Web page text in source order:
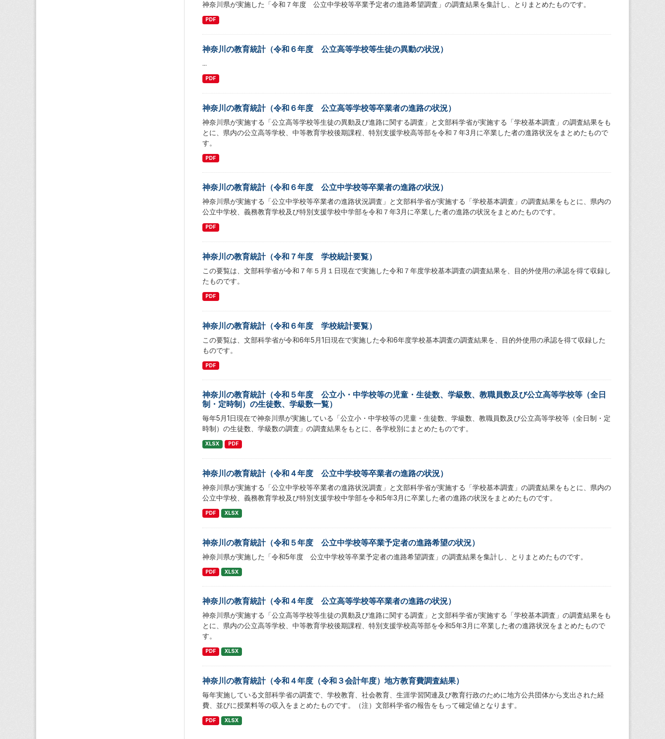
神奈川県が実施した「令和７年度 公立中学校等卒業予定者の進路希望調査」の調査結果を集計し、とりまとめたものです。
PDF
神奈川の教育統計（令和６年度 公立高等学校等生徒の異動の状況）
...
PDF
神奈川の教育統計（令和６年度 公立高等学校等卒業者の進路の状況）
神奈川県が実施する「公立高等学校等生徒の異動及び進路に関する調査」と文部科学省が実施する「学校基本調査」の調査結果をも
とに、県内の公立高等学校、中等教育学校後期課程、特別支援学校高等部を令和７年3月に卒業した者の進路状況をまとめたもので
す。
PDF
神奈川の教育統計（令和６年度 公立中学校等卒業者の進路の状況）
神奈川県が実施する「公立中学校等卒業者の進路状況調査」と文部科学省が実施する「学校基本調査」の調査結果をもとに、県内の
公立中学校、義務教育学校及び特別支援学校中学部を令和７年3月に卒業した者の進路の状況をまとめたものです。
PDF
神奈川の教育統計（令和７年度 学校統計要覧）
この要覧は、文部科学省が令和７年５月１日現在で実施した令和７年度学校基本調査の調査結果を、目的外使用の承認を得て収録し
たものです。
PDF
神奈川の教育統計（令和６年度 学校統計要覧）
この要覧は、文部科学省が令和6年5月1日現在で実施した令和6年度学校基本調査の調査結果を、目的外使用の承認を得て収録した
ものです。
PDF
神奈川の教育統計（令和５年度 公立小・中学校等の児童・生徒数、学級数、教職員数及び公立高等学校等（全日
制・定時制）の生徒数、学級数一覧）
毎年5月1日現在で神奈川県が実施している「公立小・中学校等の児童・生徒数、学級数、教職員数及び公立高等学校等（全日制・定
時制）の生徒数、学級数の調査」の調査結果をもとに、各学校別にまとめたものです。
XLSX PDF
神奈川の教育統計（令和４年度 公立中学校等卒業者の進路の状況）
神奈川県が実施する「公立中学校等卒業者の進路状況調査」と文部科学省が実施する「学校基本調査」の調査結果をもとに、県内の
公立中学校、義務教育学校及び特別支援学校中学部を令和5年3月に卒業した者の進路の状況をまとめたものです。
PDF XLSX
神奈川の教育統計（令和５年度 公立中学校等卒業予定者の進路希望の状況）
神奈川県が実施した「令和5年度 公立中学校等卒業予定者の進路希望調査」の調査結果を集計し、とりまとめたものです。
PDF XLSX
神奈川の教育統計（令和４年度 公立高等学校等卒業者の進路の状況）
神奈川県が実施する「公立高等学校等生徒の異動及び進路に関する調査」と文部科学省が実施する「学校基本調査」の調査結果をも
とに、県内の公立高等学校、中等教育学校後期課程、特別支援学校高等部を令和5年3月に卒業した者の進路状況をまとめたもので
す。
PDF XLSX
神奈川の教育統計（令和４年度（令和３会計年度）地方教育費調査結果）
毎年実施している文部科学省の調査で、学校教育、社会教育、生涯学習関連及び教育行政のために地方公共団体から支出された経
費、並びに授業料等の収入をまとめたものです。（注）文部科学省の報告をもって確定値となります。
PDF XLSX